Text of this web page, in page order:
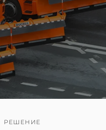
РЕШЕНИЕ